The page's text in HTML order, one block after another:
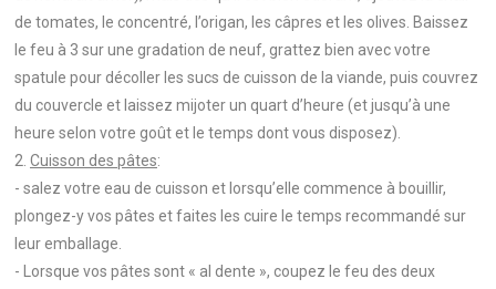
de tomates, le concentré, l’origan, les câpres et les olives. Baissez
le feu à 3 sur une gradation de neuf, grattez bien avec votre
spatule pour décoller les sucs de cuisson de la viande, puis couvrez
du couvercle et laissez mijoter un quart d’heure (et jusqu’à une
heure selon votre goût et le temps dont vous disposez).
2. Cuisson des pâtes:
- salez votre eau de cuisson et lorsqu’elle commence à bouillir,
plongez-y vos pâtes et faites les cuire le temps recommandé sur
leur emballage.
- Lorsque vos pâtes sont « al dente », coupez le feu des deux